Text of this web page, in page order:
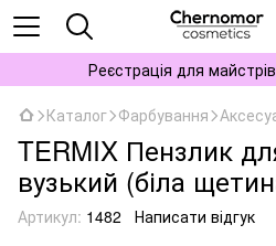
Реєстрація для
Каталог Фарбування
TERMIX Пензлик
вузький (біла
Артикул: 1482 Написати відгук